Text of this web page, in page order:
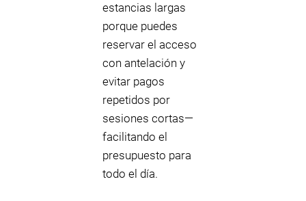
estancias largas
porque puedes
reservar el acceso
con antelación y
evitar pagos
repetidos por
sesiones cortas—
facilitando el
presupuesto para
todo el día.